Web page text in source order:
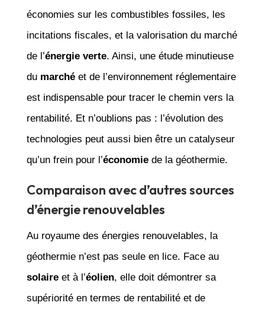
économies sur les combustibles fossiles, les
incitations fiscales, et la valorisation du marché
de l’énergie verte. Ainsi, une étude minutieuse
du marchéet de l’environnement réglementaire
est indispensable pour tracer le chemin vers la
rentabilité. Et n’oublions pas : l’évolution des
technologies peut aussi bien être un catalyseur
qu’un frein pour l’économiede la géothermie.
Comparaison avec d’autres sources
d’énergie renouvelables
Au royaume des énergies renouvelables, la
géothermie n’est pas seule en lice. Face au
solaireet à l’éolien, elle doit démontrer sa
supériorité en termes de rentabilité et de